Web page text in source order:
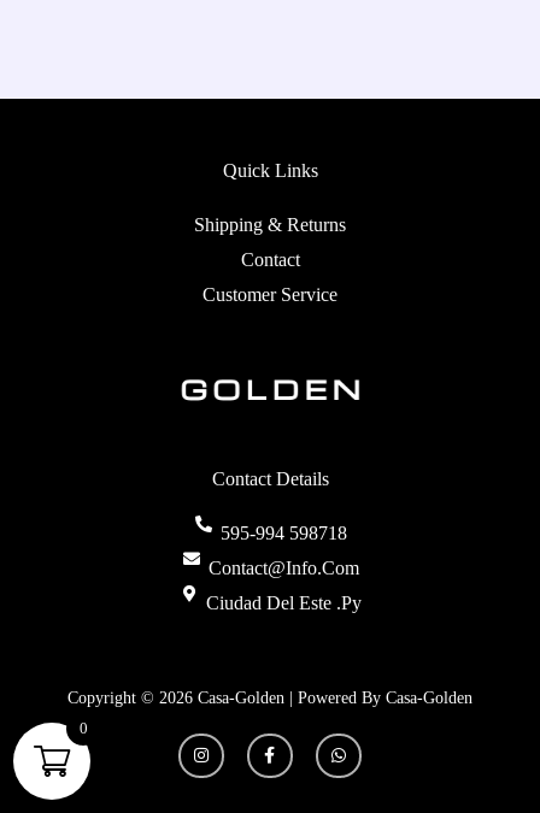
Contact Details
595-994 598718
Contact@info.com
Ciudad Del Este .py
Quick Links
Shipping & Returns
Contact
Customer Service
Copyright © 2026 Casa-Golden | Powered By Casa-Golden
I
N
S
F
A
C
W
H
A
0